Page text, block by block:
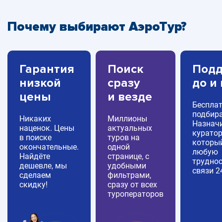
Почему выбирают АэроТур?
Гарантия
низкой
цены
Никаких
наценок. Цены
в поиске
окончательные.
Найдёте
дешевле, мы
сделаем
скидку!
Поиск
сразу
и везде
Миллионы
актуальных
туров на
одной
странице, с
удобными
фильтрами,
сразу от всех
туроператоров
до и
любую
связи